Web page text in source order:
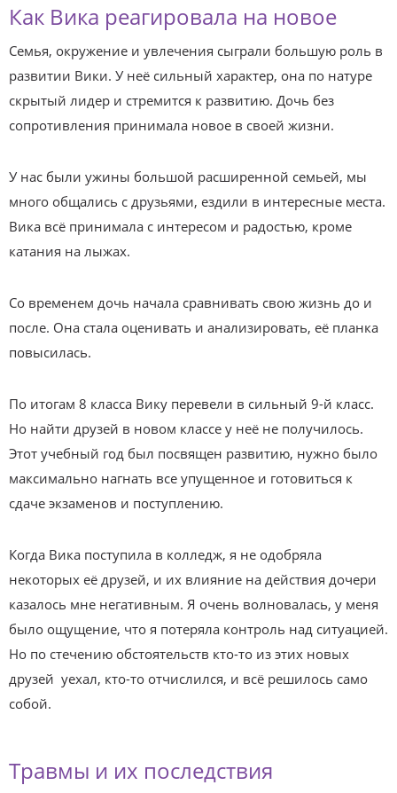
Как Вика реагировала на новое
Семья, окружение и увлечения сыграли большую роль в
развитии Вики. У неё сильный характер, она по натуре
скрытый лидер и стремится к развитию. Дочь без
сопротивления принимала новое в своей жизни.
У нас были ужины большой расширенной семьей, мы
много общались с друзьями, ездили в интересные места.
Вика всё принимала с интересом и радостью, кроме
катания на лыжах.
Со временем дочь начала сравнивать свою жизнь до и
после. Она стала оценивать и анализировать, её планка
повысилась.
По итогам 8 класса Вику перевели в сильный 9-й класс.
Но найти друзей в новом классе у неё не получилось.
Этот учебный год был посвящен развитию, нужно было
максимально нагнать все упущенное и готовиться к
сдаче экзаменов и поступлению.
Когда Вика поступила в колледж, я не одобряла
некоторых её друзей, и их влияние на действия дочери
казалось мне негативным. Я очень волновалась, у меня
было ощущение, что я потеряла контроль над ситуацией.
Но по стечению обстоятельств кто-то из этих новых
друзей уехал, кто-то отчислился, и всё решилось само
собой.
Травмы и их последствия